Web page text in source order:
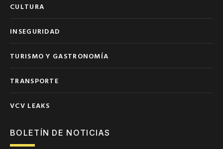
CULTURA
INSEGURIDAD
TURISMO Y GASTRONOMÍA
TRANSPORTE
VCV LEAKS
BOLETÍN DE NOTICIAS